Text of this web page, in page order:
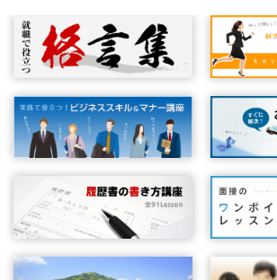
連絡の基本（時間に遅れそうな時）
エレベーターでのマナーを抑えておこう
『ほうれんそう』を身につけよう
電話を受けるときのポイント
そうじ力
お礼状を書いてみよう
手帳を使いこなそう
質問力を鍛えよう
ストレス対処法
メールと対面を使い分ける
【チェックリスト】でモレなくダブりなく
交渉力を高めよう
丹田呼吸法